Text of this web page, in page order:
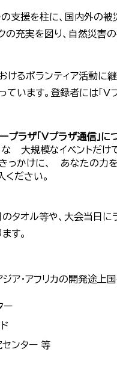
の支援を柱に、国内外の
の充実を図り、自然災害
けるボランティア活動に
ています。登録者には「
プラザ「Vプラザ通信」に
な 大規模なイベントだけ
きっかけに、 あなたの力
ださい。
タオル等や、大会当日
す。
ア・アフリカの開発途上
ー
ンター 等